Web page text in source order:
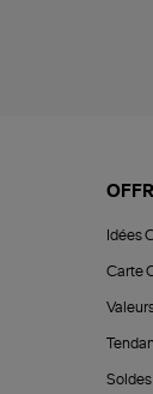
Idées
Carte
Soldes